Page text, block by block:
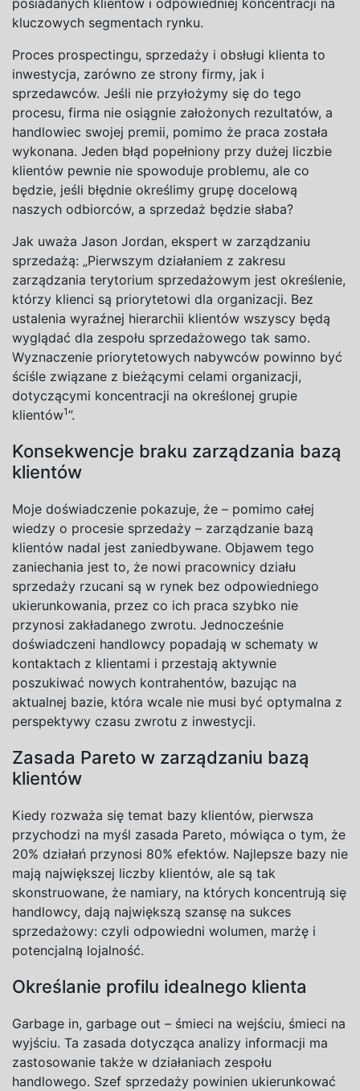
posiadanych klientów i odpowiedniej koncentracji na
kluczowych segmentach rynku.
Proces prospectingu, sprzedaży i obsługi klienta to
inwestycja, zarówno ze strony firmy, jak i
sprzedawców. Jeśli nie przyłożymy się do tego
procesu, firma nie osiągnie założonych rezultatów, a
handlowiec swojej premii, pomimo że praca została
wykonana. Jeden błąd popełniony przy dużej liczbie
klientów pewnie nie spowoduje problemu, ale co
będzie, jeśli błędnie określimy grupę docelową
naszych odbiorców, a sprzedaż będzie słaba?
Jak uważa Jason Jordan, ekspert w zarządzaniu
sprzedażą: „Pierwszym działaniem z zakresu
zarządzania terytorium sprzedażowym jest określenie,
którzy klienci są priorytetowi dla organizacji. Bez
ustalenia wyraźnej hierarchii klientów wszyscy będą
wyglądać dla zespołu sprzedażowego tak samo.
Wyznaczenie priorytetowych nabywców powinno być
ściśle związane z bieżącymi celami organizacji,
dotyczącymi koncentracji na określonej grupie
klientów1”.
Konsekwencje braku zarządzania bazą
klientów
Moje doświadczenie pokazuje, że – pomimo całej
wiedzy o procesie sprzedaży – zarządzanie bazą
klientów nadal jest zaniedbywane. Objawem tego
zaniechania jest to, że nowi pracownicy działu
sprzedaży rzucani są w rynek bez odpowiedniego
ukierunkowania, przez co ich praca szybko nie
przynosi zakładanego zwrotu. Jednocześnie
doświadczeni handlowcy popadają w schematy w
kontaktach z klientami i przestają aktywnie
poszukiwać nowych kontrahentów, bazując na
aktualnej bazie, która wcale nie musi być optymalna z
perspektywy czasu zwrotu z inwestycji.
Zasada Pareto w zarządzaniu bazą
klientów
Kiedy rozważa się temat bazy klientów, pierwsza
przychodzi na myśl zasada Pareto, mówiąca o tym, że
20% działań przynosi 80% efektów. Najlepsze bazy nie
mają największej liczby klientów, ale są tak
skonstruowane, że namiary, na których koncentrują się
handlowcy, dają największą szansę na sukces
sprzedażowy: czyli odpowiedni wolumen, marżę i
potencjalną lojalność.
Określanie profilu idealnego klienta
Garbage in, garbage out – śmieci na wejściu, śmieci na
wyjściu. Ta zasada dotycząca analizy informacji ma
zastosowanie także w działaniach zespołu
handlowego. Szef sprzedaży powinien ukierunkować